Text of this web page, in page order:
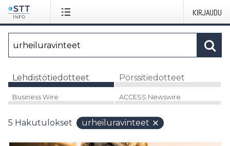
KIRJAUDU
Lehdistötiedotteet Pörssitiedotteet
Business Wire ACCESS Newswire
5 Hakutulokset urheiluravinteet